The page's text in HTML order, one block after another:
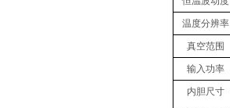
温度分辨率
真空范围
输入功率
内胆尺寸